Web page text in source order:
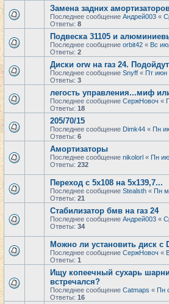
Замена задних
Последнее сообщение Андрей003 «
Ответы: 8
Подвеска 31105 и
Последнее сообщение orbit42 « Вс
Ответы: 2
Диски orw на газ 24.
Последнее сообщение Snyff « Пт июн
Ответы: 3
легость управления...миф
Последнее сообщение СержНовоч «
Ответы: 18
205/70/15
Последнее сообщение Dimk44 « Пн
Ответы: 6
Амортизаторы
Последнее сообщение nikolorl « Пн
Ответы: 232
Переход с 5х108 на 5х139,7...
Последнее сообщение Stealsth « Пн
Ответы: 21
Стабилизатор бмв на газ 24
Последнее сообщение Андрей003 «
Ответы: 34
Можно ли установить диск с
Последнее сообщение СержНовоч «
Ответы: 1
Ищу копеечный сухарь
встречался?
Последнее сообщение Catmaps « Пн
Ответы: 16